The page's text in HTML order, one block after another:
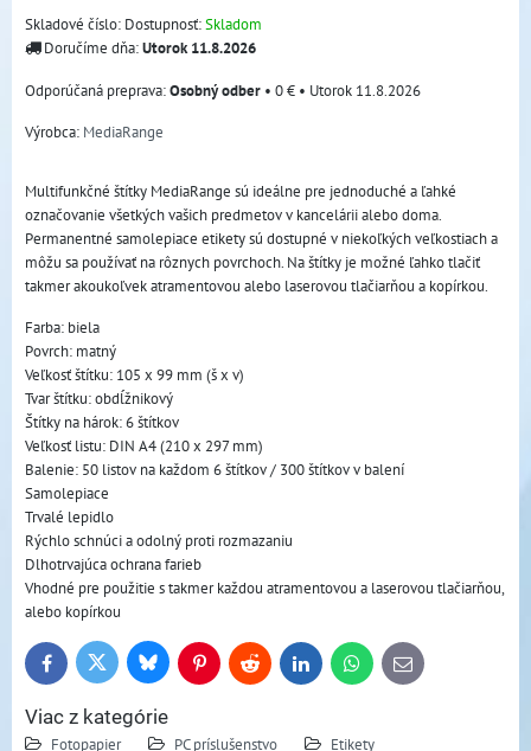
Skladové číslo: Dostupnosť:Skladom
Doručíme dňa:Utorok11.8.2026
Osobný odber • 0 € • Utorok 11.8.2026
Výrobca: MediaRange
Multifunkčné štítky MediaRange sú ideálne pre jednoduché a ľahké
označovanie všetkých vašich predmetov v kancelárii alebo doma.
Permanentné samolepiace etikety sú dostupné v niekoľkých veľkostiach a
môžu sa používať na rôznych povrchoch. Na štítky je možné ľahko tlačiť
takmer akoukoľvek atramentovou alebo laserovou tlačiarňou a kopírkou.
Farba: biela
Povrch: matný
Veľkosť štítku: 105 x 99 mm (š x v)
Tvar štítku: obdĺžnikový
Štítky na hárok: 6 štítkov
Veľkosť listu: DIN A4 (210 x 297 mm)
Balenie: 50 listov na každom 6 štítkov / 300 štítkov v balení
Samolepiace
Trvalé lepidlo
Rýchlo schnúci a odolný proti rozmazaniu
Dlhotrvajúca ochrana farieb
Vhodné pre použitie s takmer každou atramentovou a laserovou tlačiarňou,
alebo kopírkou
FacebookTwitter BlueskyPinterestReddit LinkedInWhatsApp
E-
mail
Viac z kategórie
Fotopapier PC príslušenstvo Etikety